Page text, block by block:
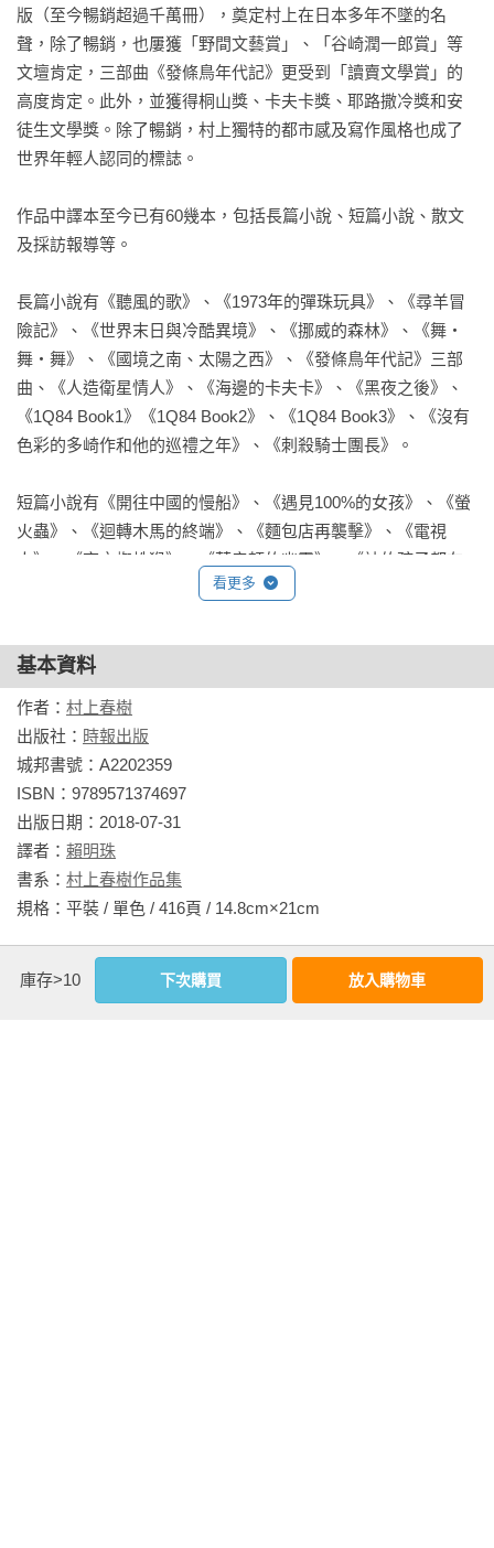
版（至今暢銷超過千萬冊），奠定村上在日本多年不墜的名
聲，除了暢銷，也屢獲「野間文藝賞」、「谷崎潤一郎賞」等
文壇肯定，三部曲《發條鳥年代記》更受到「讀賣文學賞」的
高度肯定。此外，並獲得桐山獎、卡夫卡獎、耶路撒冷獎和安
徒生文學獎。除了暢銷，村上獨特的都市感及寫作風格也成了
世界年輕人認同的標誌。
作品中譯本至今已有60幾本，包括長篇小說、短篇小說、散文
及採訪報導等。
長篇小說有《聽風的歌》、《1973年的彈珠玩具》、《尋羊冒
險記》、《世界末日與冷酷異境》、《挪威的森林》、《舞‧
舞‧舞》、《國境之南、太陽之西》、《發條鳥年代記》三部
曲、《人造衛星情人》、《海邊的卡夫卡》、《黑夜之後》、
《1Q84 Book1》《1Q84 Book2》、《1Q84 Book3》、《沒有
色彩的多崎作和他的巡禮之年》、《刺殺騎士團長》。
短篇小說有《開往中國的慢船》、《遇見100%的女孩》、《螢
火蟲》、《迴轉木馬的終端》、《麵包店再襲擊》、《電視
人》、《夜之蜘蛛猴》、《萊辛頓的幽靈》、《神的孩子都在
跳舞》、《東京奇譚集》、《沒有女人的男人們》。
紀行文集、海外滯居記、散文、隨筆及其他有《遠方的鼓
聲》、《雨天炎天》、《邊境‧近境》、《終於悲哀的外國
語》、《尋找漩渦貓的方法》、《雪梨！》、 《如果我們的語
言是威士忌》、《象工廠的HAPPY END》、《羊男的聖誕
節》、《蘭格漢斯島的午後》、《懷念的一九八○年代》、《日
出國的工場》、《爵士群像》、《地下鐵事件》、《約束的場
所》、《爵士群像2》、《村上收音機》、《村上朝日堂》系列
三本、《給我搖擺，其餘免談》、《關於跑步，我說的其實
是……》、《村上春樹雜文集》、《村上收音機2：大蕪菁、難
挑的酪梨》、《村上收音機3：喜歡吃沙拉的獅子》、《身為職
親，我想說的事》。
看更多
基本資料
作者： 村上春樹
出版社： 時報出版
城邦書號：A2202359
ISBN：9789571374697
出版日期：2018-07-31
譯者： 賴明珠
書系： 村上春樹作品集
規格：平裝 / 單色 / 416頁 / 14.8cm×21cm
相關書籍
庫存>10 下次購買 放入購物車